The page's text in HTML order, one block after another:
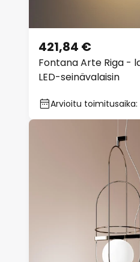
Fontana Arte Riga -
LED-seinävalaisin
421,84 €
Arvioitu